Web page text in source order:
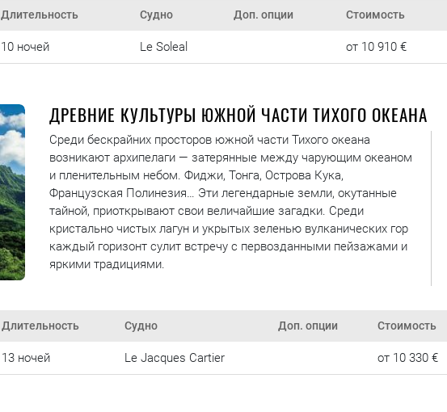
Длительность Судно Доп. опции Стоимость
10 ночей Le Soleal от 10 910 €
ДРЕВНИЕ КУЛЬТУРЫ ЮЖНОЙ ЧАСТИ ТИХОГО ОКЕАНА
Среди бескрайних просторов южной части Тихого океана
возникают архипелаги — затерянные между чарующим океаном
и пленительным небом. Фиджи, Тонга, Острова Кука,
Французская Полинезия… Эти легендарные земли, окутанные
тайной, приоткрывают свои величайшие загадки. Среди
кристально чистых лагун и укрытых зеленью вулканических гор
каждый горизонт сулит встречу с первозданными пейзажами и
яркими традициями.
Длительность Судно Доп. опции Стоимость
13 ночей Le Jacques Cartier от 10 330 €